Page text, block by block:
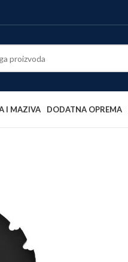
I MAZIVA DODATNA OPREMA